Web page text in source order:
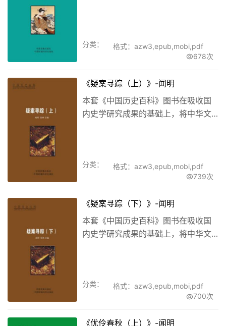
分类：
格式：azw3,epub,mobi,pdf
678次
《疑案寻踪（上）》-闻明
本套《中国历史百科》图书在吸收国
内史学研究成果的基础上，将中华文
316多万字的文字叙述，全方位介绍
分类：
格式：azw3,epub,mobi,pdf
739次
《疑案寻踪（下）》-闻明
本套《中国历史百科》图书在吸收国
内史学研究成果的基础上，将中华文
317多万字的文字叙述，全方位介绍
分类：
格式：azw3,epub,mobi,pdf
700次
《优伶春秋（上）》-闻明